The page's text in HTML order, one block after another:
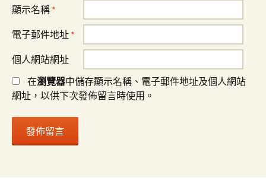
顯示名稱 *
電子郵件地址 *
個人網站網址
在瀏覽器中儲存顯示名稱、電子郵件地址及個人網站
網址，以供下次發佈留言時使用。